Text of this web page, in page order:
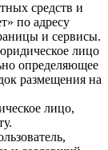
средств и
по адресу
и сервисы.
лицо
определяющее
размещения на
лицо,